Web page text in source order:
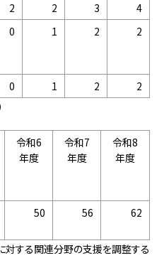
2 2 3
4
0 1 2 2
0 1 2
2
令和6
年度
令和7
年度
令和8
年度
50 56 62
する関連分野の支援を調整する